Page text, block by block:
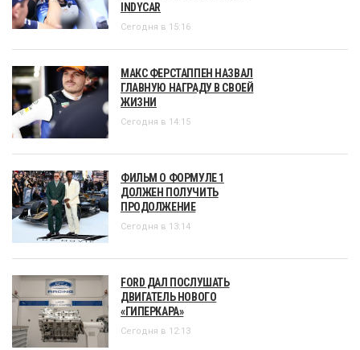
INDYCAR
Сегодня в 15:16
МАКС ФЕРСТАППЕН НАЗВАЛ
ГЛАВНУЮ НАГРАДУ В СВОЕЙ
ЖИЗНИ
Сегодня в 14:15
ФИЛЬМ О ФОРМУЛЕ 1
ДОЛЖЕН ПОЛУЧИТЬ
ПРОДОЛЖЕНИЕ
Сегодня в 13:14
FORD ДАЛ ПОСЛУШАТЬ
ДВИГАТЕЛЬ НОВОГО
«ГИПЕРКАРА»
Сегодня в 12:13